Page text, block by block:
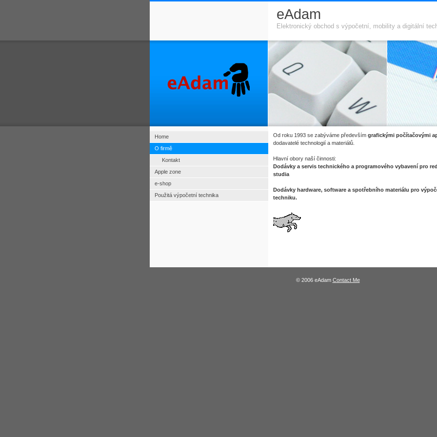
eAdam
Elektronický obchod s výpočetní, mobility a digitální
Od roku 1993 se zabýváme především grafickými počítačovými
dodavatelé technologií a materiálů.
Hlavní obory naší činnosti:
Dodávky a servis technického a programového vybavení pro
studia
Dodávky hardware, software a spotřebního materiálu pro
techniku.
Home
O firmě
Kontakt
Apple zone
e-shop
Použitá výpočetní technika
© 2006 eAdam Contact Me